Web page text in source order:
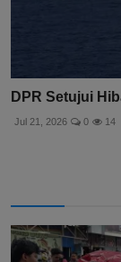
DPR Setujui
Jul 21, 2026 0 14